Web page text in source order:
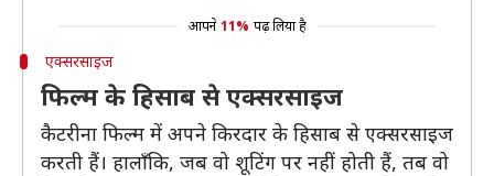
आपने 11% पढ़ लिया है
एक्सरसाइज
फिल्म के हिसाब से एक्सरसाइज
कैटरीना फिल्म में अपने किरदार के हिसाब से एक्सरसाइज
करती हैं। हालाँकि, जब वो शूटिंग पर नहीं होती हैं, तब वो